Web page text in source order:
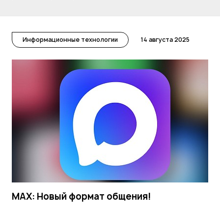
Информационные технологии 14 августа 2025
MAX: Новый формат общения!